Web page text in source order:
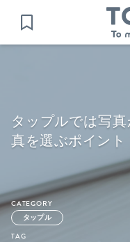
タップルでは写
真を選ぶポイント
CATEGORY
タップル
TAG